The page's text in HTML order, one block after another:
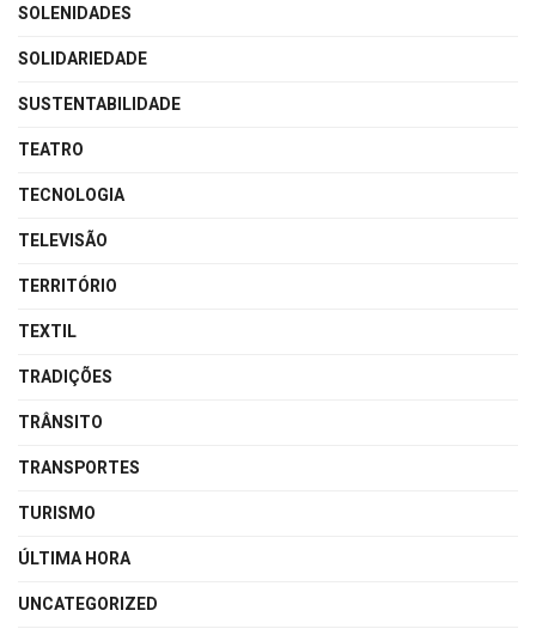
SOLENIDADES
SOLIDARIEDADE
SUSTENTABILIDADE
TEATRO
TECNOLOGIA
TELEVISÃO
TERRITÓRIO
TEXTIL
TRADIÇÕES
TRÂNSITO
TRANSPORTES
TURISMO
ÚLTIMA HORA
UNCATEGORIZED